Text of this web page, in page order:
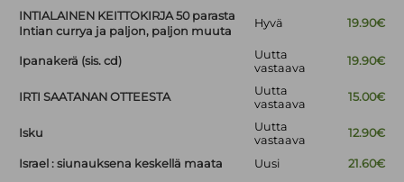
INTIALAINEN KEITTOKIRJA 50 parasta
Intian currya ja paljon, paljon muuta
Hyvä 19.90€
Ipanakerä (sis. cd)
Uutta
vastaava
19.90€
IRTI SAATANAN OTTEESTA
Uutta
vastaava
15.00€
Isku
Uutta
vastaava
12.90€
Israel : siunauksena keskellä maata Uusi
21.60€